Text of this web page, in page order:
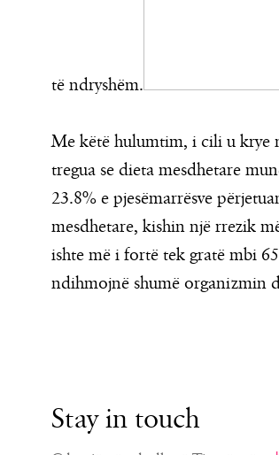
të ndryshëm.
Me këtë hulumtim, i cili u krye
tregua se dieta mesdhetare
23.8% e pjesëmarrësve
mesdhetare, kishin një rrezik
ishte më i fortë tek gratë mbi
ndihmojnë shumë organizmin
Stay in touch